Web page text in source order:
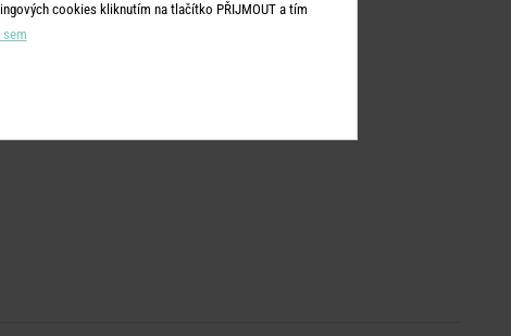
cookies kliknutím na tlačítko PŘIJMOUT a tím